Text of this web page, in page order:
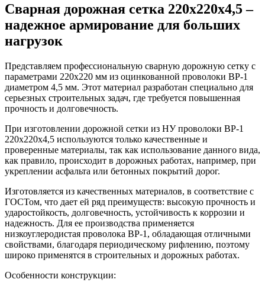
Сварная дорожная сетка 220х220х4,5 –
надежное армирование для больших
нагрузок
Представляем профессиональную сварную дорожную сетку с
параметрами 220х220 мм из оцинкованной проволоки ВР-1
диаметром 4,5 мм. Этот материал разработан специально для
серьезных строительных задач, где требуется повышенная
прочность и долговечность.
При изготовлении дорожной сетки из НУ проволоки ВР-1
220х220х4,5 используются только качественные и
проверенные материалы, так как использование данного вида,
как правило, происходит в дорожных работах, например, при
укреплении асфальта или бетонных покрытий дорог.
Изготовляется из качественных материалов, в соответствие с
ГОСТом, что дает ей ряд преимуществ: высокую прочность и
ударостойкость, долговечность, устойчивость к коррозии и
надежность. Для ее производства применяется
низкоуглеродистая проволока ВР-1, обладающая отличными
свойствами, благодаря периодическому рифлению, поэтому
широко применятся в строительных и дорожных работах.
Особенности конструкции: